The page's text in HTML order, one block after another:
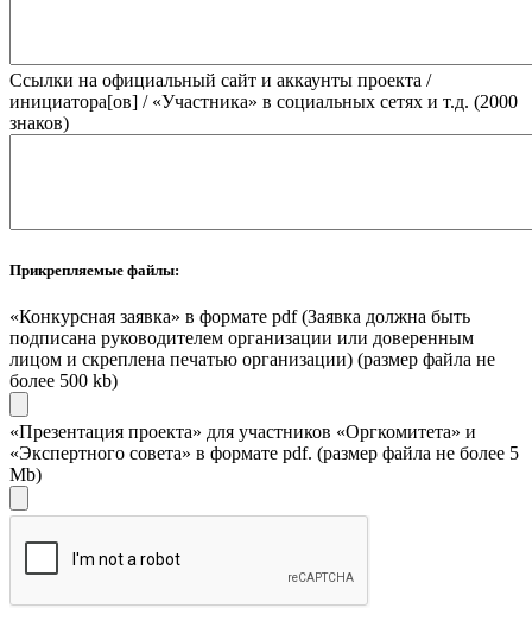
Ссылки на официальный сайт и аккаунты проекта /
инициатора[ов] / «Участника» в социальных сетях и т.д. (2000
знаков)
Прикрепляемые файлы:
«Конкурсная заявка» в формате pdf (Заявка должна быть
подписана руководителем организации или доверенным
лицом и скреплена печатью организации) (размер файла не
более 500 kb)
«Презентация проекта» для участников «Оргкомитета» и
«Экспертного совета» в формате pdf. (размер файла не более 5
Mb)